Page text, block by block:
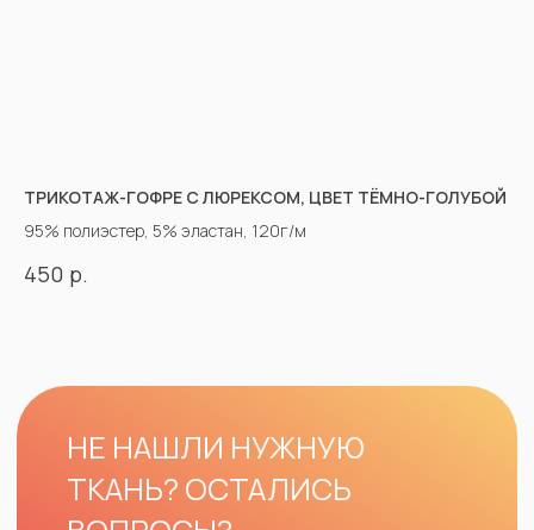
ТРИКОТАЖ-ГОФРЕ С ЛЮРЕКСОМ, ЦВЕТ ТЁМНО-ГОЛУБОЙ
95% полиэстер, 5% эластан, 120г/м
450 р.